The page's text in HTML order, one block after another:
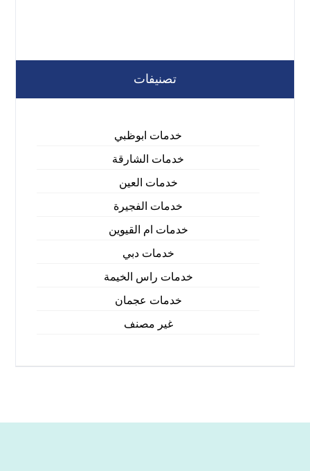
تصنيفات
خدمات ابوظبي
خدمات الشارقة
خدمات العين
خدمات الفجيرة
خدمات ام القيوين
خدمات دبي
خدمات راس الخيمة
خدمات عجمان
غير مصنف